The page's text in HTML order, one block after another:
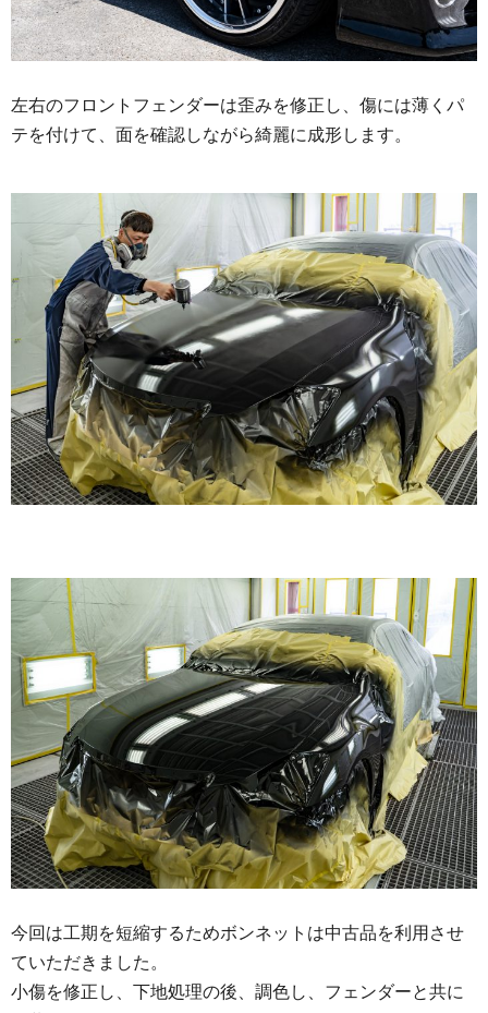
左右のフロントフェンダーは歪みを修正し、傷には薄くパ
テを付けて、面を確認しながら綺麗に成形します。
今回は工期を短縮するためボンネットは中古品を利用させ
ていただきました。
小傷を修正し、下地処理の後、調色し、フェンダーと共に